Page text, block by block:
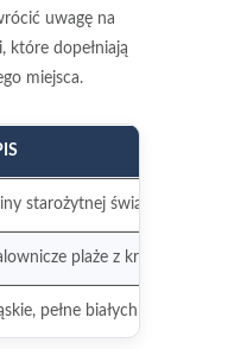
uwagę na
które dopełniają
miejsca.
starożytnej świątyni Ateny
plaże z krystalicznie
pełne białych domków